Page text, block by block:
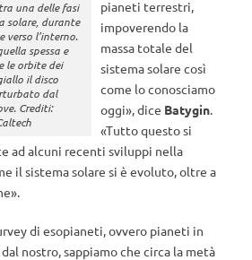
una delle fasi
solare, durante
verso l’interno.
spessa e
le orbite dei
il disco
dal
Crediti:
pianeti terrestri,
impoverendo la
massa totale del
sistema solare così
come lo conosciamo
oggi», dice Batygin.
«Tutto questo si
ad alcuni recenti sviluppi nella
il sistema solare si è evoluto, oltre a
di esopianeti, ovvero pianeti in
nostro, sappiamo che circa la metà